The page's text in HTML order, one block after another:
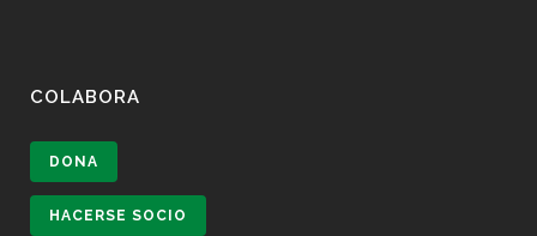
COLABORA
DONA
HACERSE SOCIO